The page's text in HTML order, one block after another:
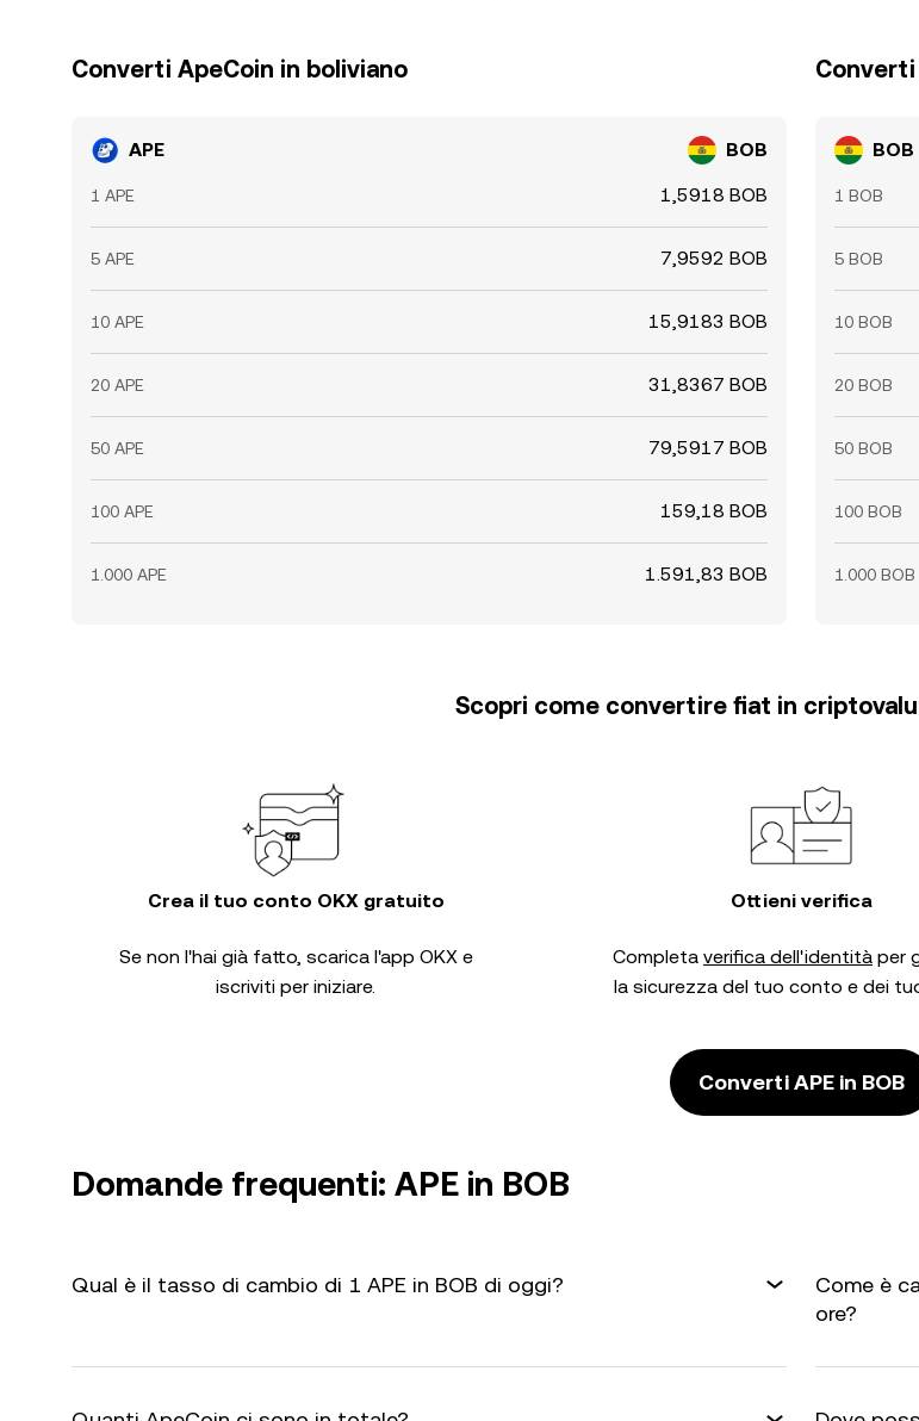
Converti ApeCoin in boliviano
APE BOB
1 APE 1,5918 BOB
5 APE 7,9592 BOB
10 APE 15,9183 BOB
20 APE 31,8367 BOB
50 APE 79,5917 BOB
100 APE 159,18 BOB
1.000 APE 1.591,83 BOB
Converti
BOB
1 BOB
5 BOB
10 BOB
20 BOB
50 BOB
100 BOB
1.000 BOB
Scopri come convertire fiat in
Crea il tuo conto OKX gratuito
Se non l'hai già fatto, scarica l'app OKX e
iscriviti per iniziare.
Ottieni verifica
Completa verifica dell'identità per
la sicurezza del tuo conto e dei
Converti APE in BOB
Domande frequenti: APE in BOB
Qual è il tasso di cambio di 1 APE in BOB di oggi?
Come è
ore?